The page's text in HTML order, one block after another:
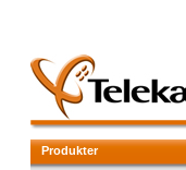
Produkter